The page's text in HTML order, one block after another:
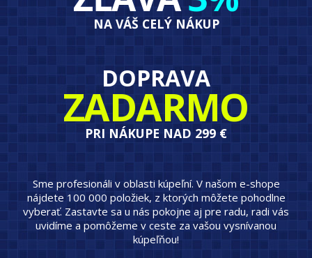
NA VÁŠ CELÝ NÁKUP
DOPRAVA
ZADARMO
PRI NÁKUPE NAD 299 €
Sme profesionáli v oblasti kúpeľní. V našom e-shope
nájdete 100 000 položiek, z ktorých môžete pohodlne
vyberať. Zastavte sa u nás pokojne aj pre radu, radi vás
uvidíme a pomôžeme v ceste za vašou vysnívanou
kúpeľňou!